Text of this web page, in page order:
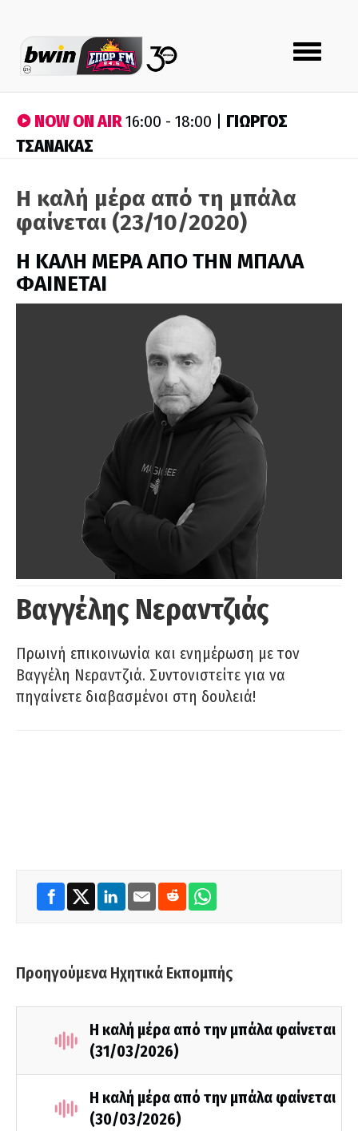
Toggle
navigation
NOW ON AIR16:00 - 18:00 | ΓΙΩΡΓΟΣ
ΤΣΑΝΑΚΑΣ
Η καλή μέρα από τη μπάλα
φαίνεται (23/10/2020)
H ΚΑΛΗ ΜΕΡΑ ΑΠΟ ΤΗΝ ΜΠΑΛΑ
ΦΑΙΝΕΤΑΙ
Βαγγέλης Νεραντζιάς
Πρωινή επικοινωνία και ενημέρωση με τον
Βαγγέλη Νεραντζιά. Συντονιστείτε για να
πηγαίνετε διαβασμένοι στη δουλειά!
Προηγούμενα Ηχητικά Εκπομπής
Η καλή μέρα από την μπάλα φαίνεται
(31/03/2026)
Η καλή μέρα από την μπάλα φαίνεται
(30/03/2026)